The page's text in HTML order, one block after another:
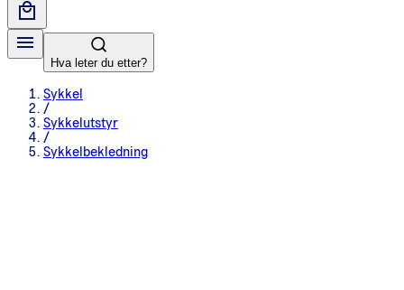
Hva leter du etter?
Sykkel
/
Sykkelutstyr
/
Sykkelbekledning